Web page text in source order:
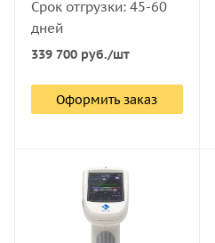
Срок отгрузки: 45-60
дней
339 700 руб./шт
Оформить заказ